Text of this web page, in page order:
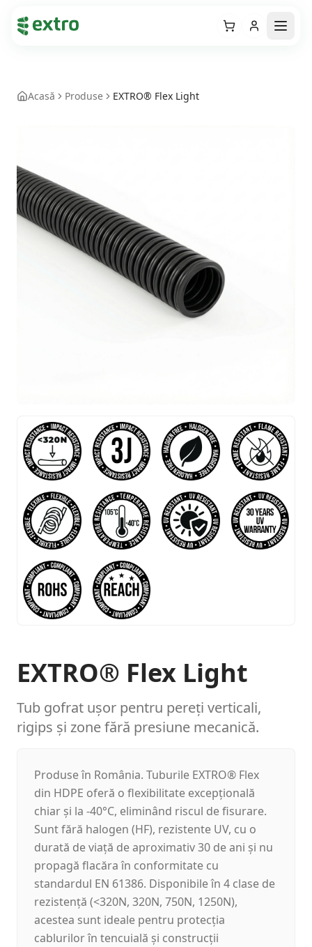
Cart
Acasă Produse EXTRO® Flex Light
EXTRO® Flex Light
Tub gofrat ușor pentru pereți verticali,
rigips și zone fără presiune mecanică.
Produse în România. Tuburile EXTRO® Flex
din HDPE oferă o flexibilitate excepțională
chiar și la -40°C, eliminând riscul de fisurare.
Sunt fără halogen (HF), rezistente UV, cu o
durată de viață de aproximativ 30 de ani și nu
propagă flacăra în conformitate cu
standardul EN 61386. Disponibile în 4 clase de
rezistență (<320N, 320N, 750N, 1250N),
acestea sunt ideale pentru protecția
cablurilor în tencuială și construcții